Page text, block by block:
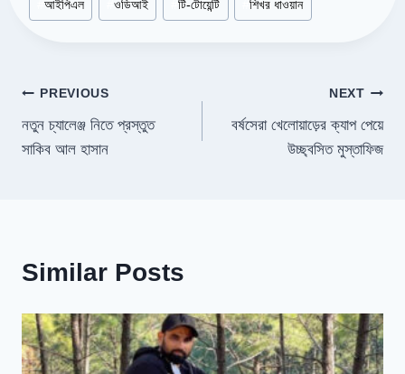
Tags:
#আইপিএল #ওডিআই #টি-টোয়েন্টি #শিখর ধাওয়ান
Post
navigation
PREVIOUS
নতুন চ্যালেঞ্জ নিতে প্রস্তুত
সাকিব আল হাসান
NEXT
বর্ষসেরা খেলোয়াড়ের ক্যাপ পেয়ে
উচ্ছ্বসিত মুস্তাফিজ
Similar Posts